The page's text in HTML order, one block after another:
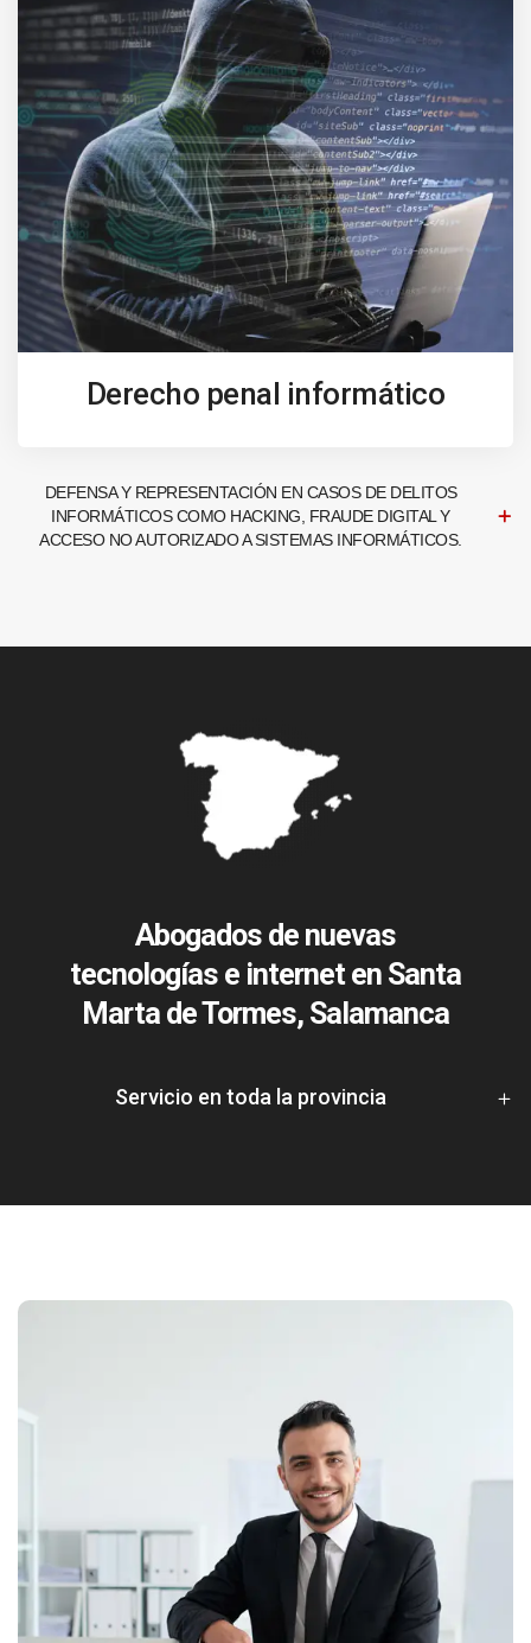
Derecho penal informático
DEFENSA Y REPRESENTACIÓN EN CASOS DE DELITOS
INFORMÁTICOS COMO HACKING, FRAUDE DIGITAL Y
ACCESO NO AUTORIZADO A SISTEMAS INFORMÁTICOS.
Abogados de nuevas
tecnologías e internet en Santa
Marta de Tormes, Salamanca
Servicio en toda la provincia